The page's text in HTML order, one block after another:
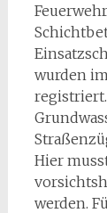
wurden
Hier
werden.